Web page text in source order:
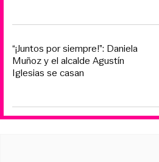
“¡Juntos por siempre!”: Daniela
Muñoz y el alcalde Agustín
Iglesias se casan